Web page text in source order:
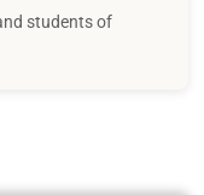
students of